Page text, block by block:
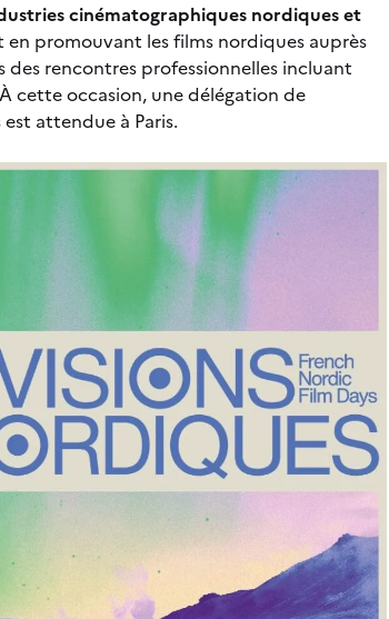
cinématographiques nordiques et
promouvant les films nordiques auprès
rencontres professionnelles incluant
cette occasion, une délégation de
attendue à Paris.